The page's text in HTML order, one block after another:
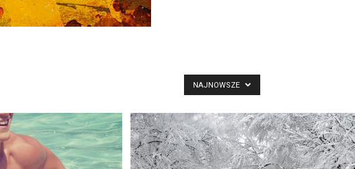
NAJNOWSZE